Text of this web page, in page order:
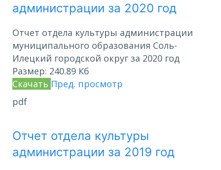
администрации за 2020 год
Отчет отдела культуры администрации
муниципального образования Соль-
Илецкий городской округ за 2020 год
Размер: 240.89 Кб
Скачать Пред. просмотр
pdf
Отчет отдела культуры
администрации за 2019 год